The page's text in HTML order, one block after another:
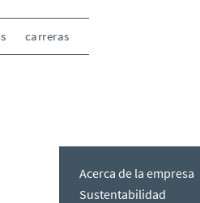
carreras
Acerca de la empresa
Sustentabilidad